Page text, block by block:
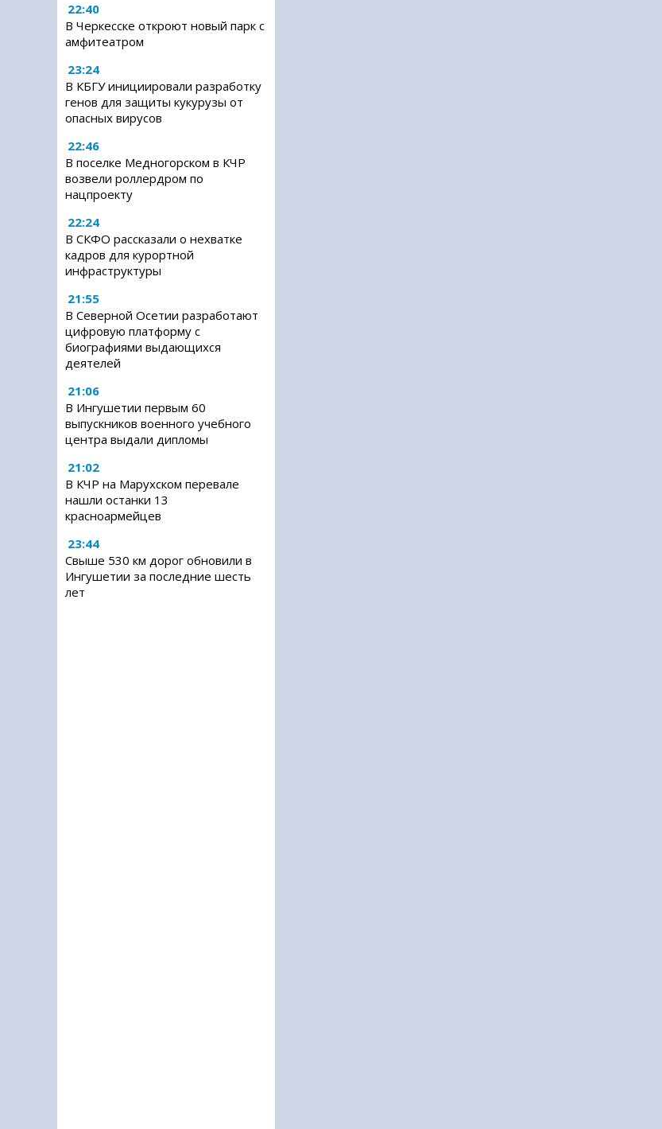
22:40
В Черкесске откроют новый парк с
амфитеатром
23:24
В КБГУ инициировали разработку
генов для защиты кукурузы от
опасных вирусов
22:46
В поселке Медногорском в КЧР
возвели роллердром по
нацпроекту
22:24
В СКФО рассказали о нехватке
кадров для курортной
инфраструктуры
21:55
В Северной Осетии разработают
цифровую платформу с
биографиями выдающихся
деятелей
21:06
В Ингушетии первым 60
выпускников военного учебного
центра выдали дипломы
21:02
В КЧР на Марухском перевале
нашли останки 13
красноармейцев
23:44
Свыше 530 км дорог обновили в
Ингушетии за последние шесть
лет